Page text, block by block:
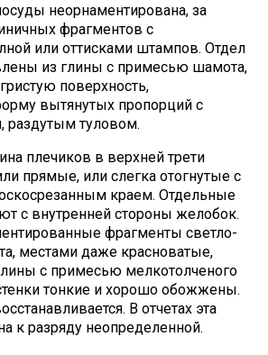
неорнаментирована, за
фрагментов с
или оттисками штампов. Отдел
из глины с примесью шамота,
поверхность,
вытянутых пропорций с
раздутым туловом.
плечиков в верхней трети
прямые, или слегка отогнутые с
краем. Отдельные
с внутренней стороны желобок.
фрагменты светло-
местами даже красноватые,
с примесью мелкотолченого
тонкие и хорошо обожжены.
В отчетах эта
к разряду неопределенной.